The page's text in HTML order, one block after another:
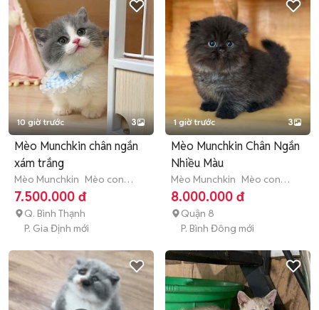
10 giờ trước 3
Mèo Munchkin chân ngắn
xám trắng
Mèo Munchkin Mèo con
(dưới 3 tháng tuổi)
7.500.000 đ
Q. Bình Thạnh
P. Gia Định mới
1 giờ trước 3
Mèo Munchkin Chân Ngắn
Nhiều Màu
Mèo Munchkin Mèo con
(dưới 3 tháng tuổi)
8.000.000 đ
Quận 8
P. Bình Đông mới